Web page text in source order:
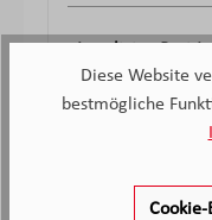
Diese Website
bestmögliche
Cookie-